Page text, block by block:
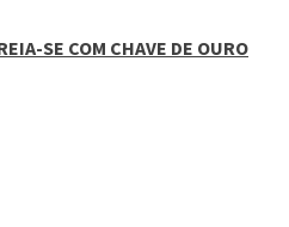
SE COM CHAVE DE OURO